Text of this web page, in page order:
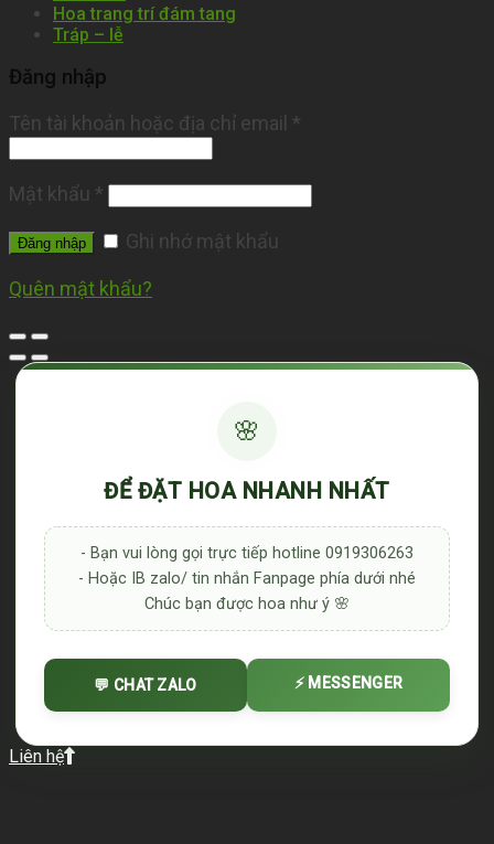
Hoa trang trí đám tang
Tráp – lễ
Đăng nhập
Tên tài khoản hoặc địa chỉ email *
Mật khẩu *
Đăng nhập Ghi nhớ mật khẩu
Quên mật khẩu?
🌸
ĐỂ ĐẶT HOA NHANH NHẤT
- Bạn vui lòng gọi trực tiếp hotline 0919306263
- Hoặc IB zalo/ tin nhắn Fanpage phía dưới nhé
Chúc bạn được hoa như ý 🌸
💬 CHAT ZALO ⚡ MESSENGER
Liên hệ